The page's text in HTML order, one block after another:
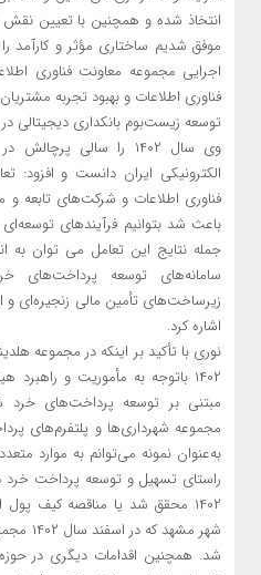
انتخاذ شده و همچنین با تعیین
موفق شدیم ساختاری مؤثر و کارآمد
اجرایی مجموعه معاونت فناوری
فناوری اطلاعات و بهبود تجربه
توسعه زیست‌بوم بانکداری دیجیتالی
وی سال ۱۴۰۲ را سالی
الکترونیکی ایران دانست و
فناوری اطلاعات و شرکت‌های تابعه و
باعث شد بتوانیم فرآیندهای توسعه‌ای
جمله نتایج این تعامل می توان به
سامانه‌های توسعه پرداخت‌های
زیرساخت‌های تأمین مالی زنجیره‌ای و
اشاره کرد.
نوری با تأکید بر اینکه در مجموعه
۱۴۰۲ باتوجه ‌به مأموریت و
مبتنی بر توسعه پرداخت‌های
مجموعه شهرداری‌ها و پلتفرم‌های
به‌عنوان نمونه می‌توانم به موارد
راستای تسهیل و توسعه پرداخت خرد
۱۴۰۲ محقق شد یا مناقصه کیف
شهر
شد. همچنین اقدامات دیگری در